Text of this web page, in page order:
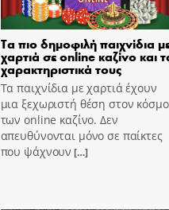
Τα πιο δημοφιλή παιχνίδια
χαρτιά σε online καζίνο και
χαρακτηριστικά τους
Τα παιχνίδια με χαρτιά έχουν
μια ξεχωριστή θέση στον κόσμο
των online καζίνο. Δεν
απευθύνονται μόνο σε παίκτες
που ψάχνουν […]